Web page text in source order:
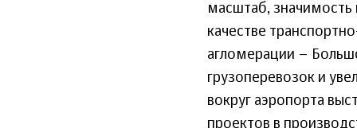
масштаб, значимость
качестве
агломерации –
грузоперевозок и
вокруг аэропорта
проектов в